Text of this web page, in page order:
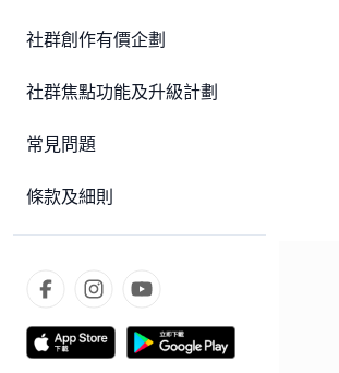
社群創作有價企劃
社群焦點功能及升級計劃
常見問題
條款及細則